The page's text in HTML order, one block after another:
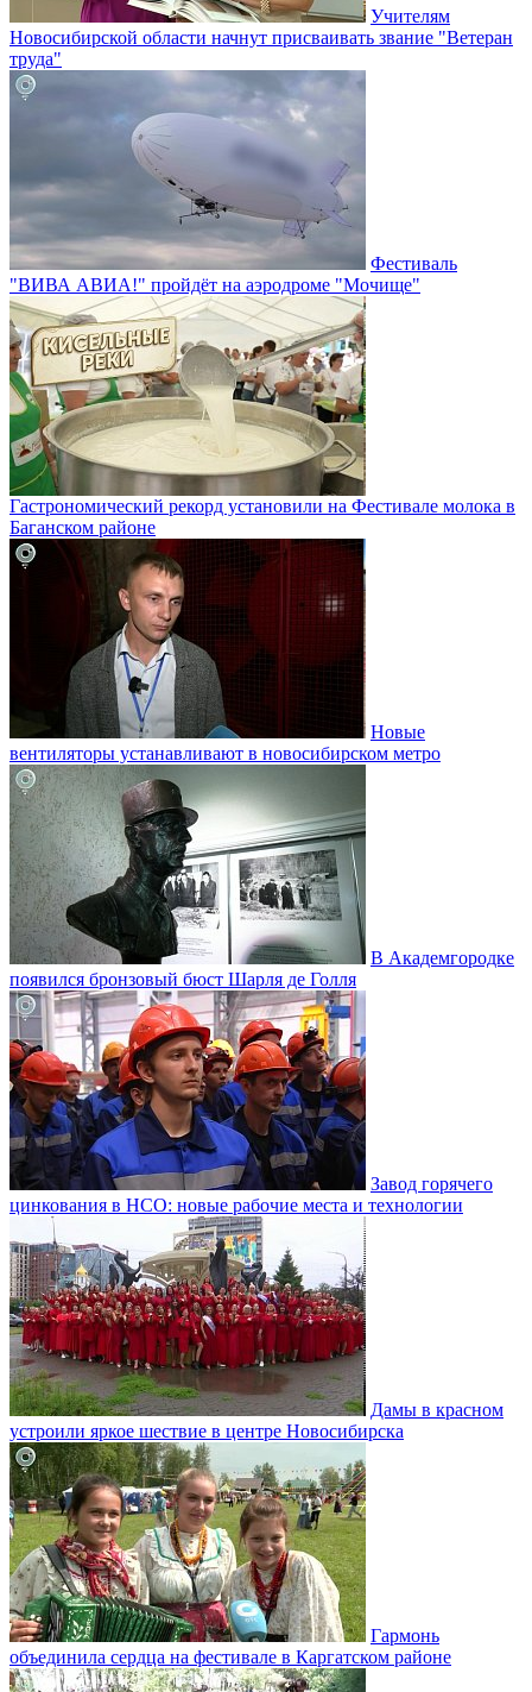
Учителям
Новосибирской области начнут присваивать звание "Ветеран
труда"
Фестиваль
"ВИВА АВИА!" пройдёт на аэродроме "Мочище"
Гастрономический рекорд установили на Фестивале молока в
Баганском районе
Новые
вентиляторы устанавливают в новосибирском метро
В Академгородке
появился бронзовый бюст Шарля де Голля
Завод горячего
цинкования в НСО: новые рабочие места и технологии
Дамы в красном
устроили яркое шествие в центре Новосибирска
Гармонь
объединила сердца на фестивале в Каргатском районе